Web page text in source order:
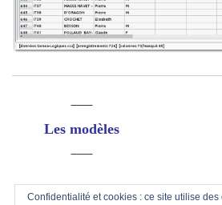
Les modèles
Confidentialité et cookies : ce site utilise